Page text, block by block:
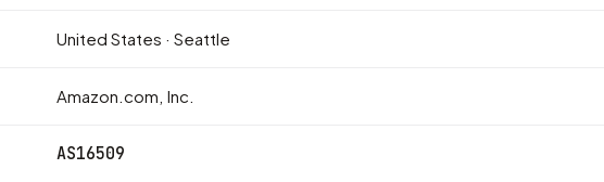
United States · Seattle
Amazon.com, Inc.
AS16509